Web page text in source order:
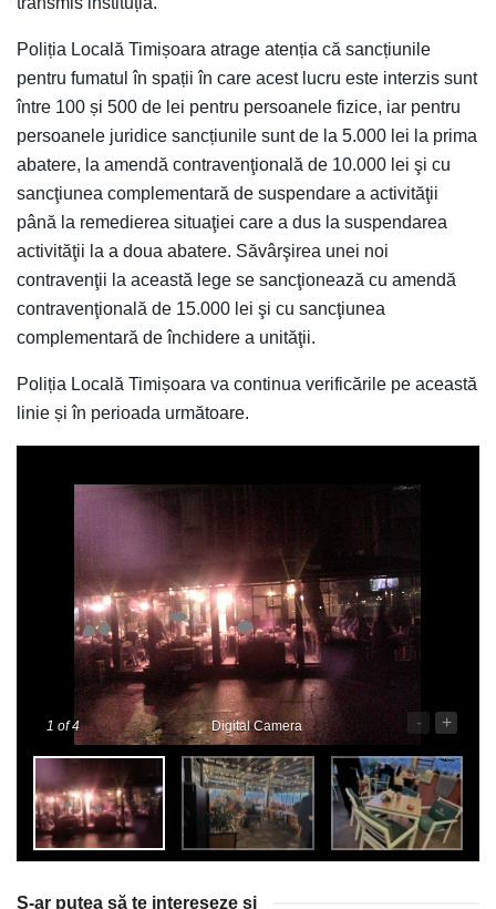
Poliția Locală Timișoara atrage atenția că sancțiunile
pentru fumatul în spații în care acest lucru este interzis sunt
între 100 și 500 de lei pentru persoanele fizice, iar pentru
persoanele juridice sancțiunile sunt de la 5.000 lei la prima
abatere, la amendă contravenţională de 10.000 lei şi cu
sancţiunea complementară de suspendare a activităţii
până la remedierea situaţiei care a dus la suspendarea
activităţii la a doua abatere. Săvârşirea unei noi
contravenţii la această lege se sancţionează cu amendă
contravenţională de 15.000 lei şi cu sancţiunea
complementară de închidere a unităţii.
Poliția Locală Timișoara va continua verificările pe această
linie și în perioada următoare.
1 of 4 Digital Camera - +
S-ar putea să te intereseze și